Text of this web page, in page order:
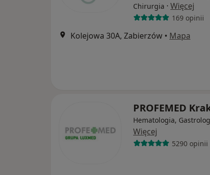
Chirurgia · Więcej
169 opinii
Kolejowa 30A, Zabierzów • Mapa
PROFEMED
Hematologia,
Więcej
5290 opinii